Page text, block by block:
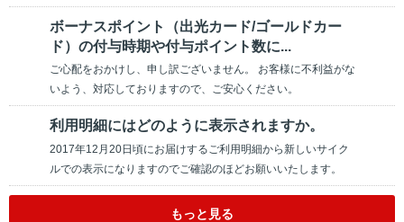
ボーナスポイント（出光カード/ゴールドカー
ド）の付与時期や付与ポイント数に...
ご心配をおかけし、申し訳ございません。 お客様に不利益がな
いよう、対応しておりますので、ご安心ください。
利用明細にはどのように表示されますか。
2017年12月20日頃にお届けするご利用明細から新しいサイク
ルでの表示になりますのでご確認のほどお願いいたします。
もっと見る